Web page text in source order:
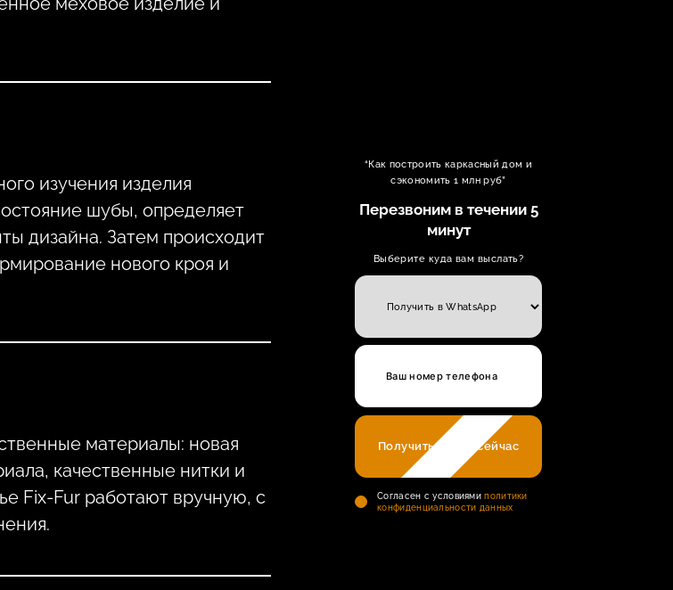
изучения изделия
шубы, определяет
дизайна. Затем происходит
нового кроя и
материалы: новая
качественные нитки и
Fix-Fur работают вручную, с
“Как построить каркасный дом и
сэкономить 1 млн руб”
Перезвоним в течении 5
минут
Выберите куда вам выслать?
Получить прайс сейчас
Cогласен с условиямиполитики
конфиденциальности данных